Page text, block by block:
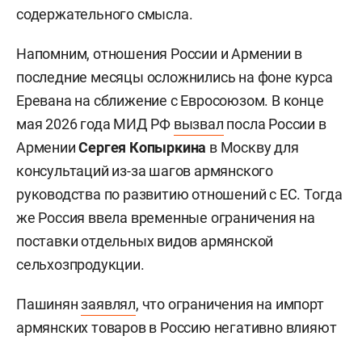
содержательного смысла.
Напомним, отношения России и Армении в
последние месяцы осложнились на фоне курса
Еревана на сближение с Евросоюзом. В конце
мая 2026 года МИД РФ вызвал посла России в
АрменииСергея Копыркина в Москву для
консультаций из-за шагов армянского
руководства по развитию отношений с ЕС. Тогда
же Россия ввела временные ограничения на
поставки отдельных видов армянской
сельхозпродукции.
Пашинянзаявлял, что ограничения на импорт
армянских товаров в Россию негативно влияют